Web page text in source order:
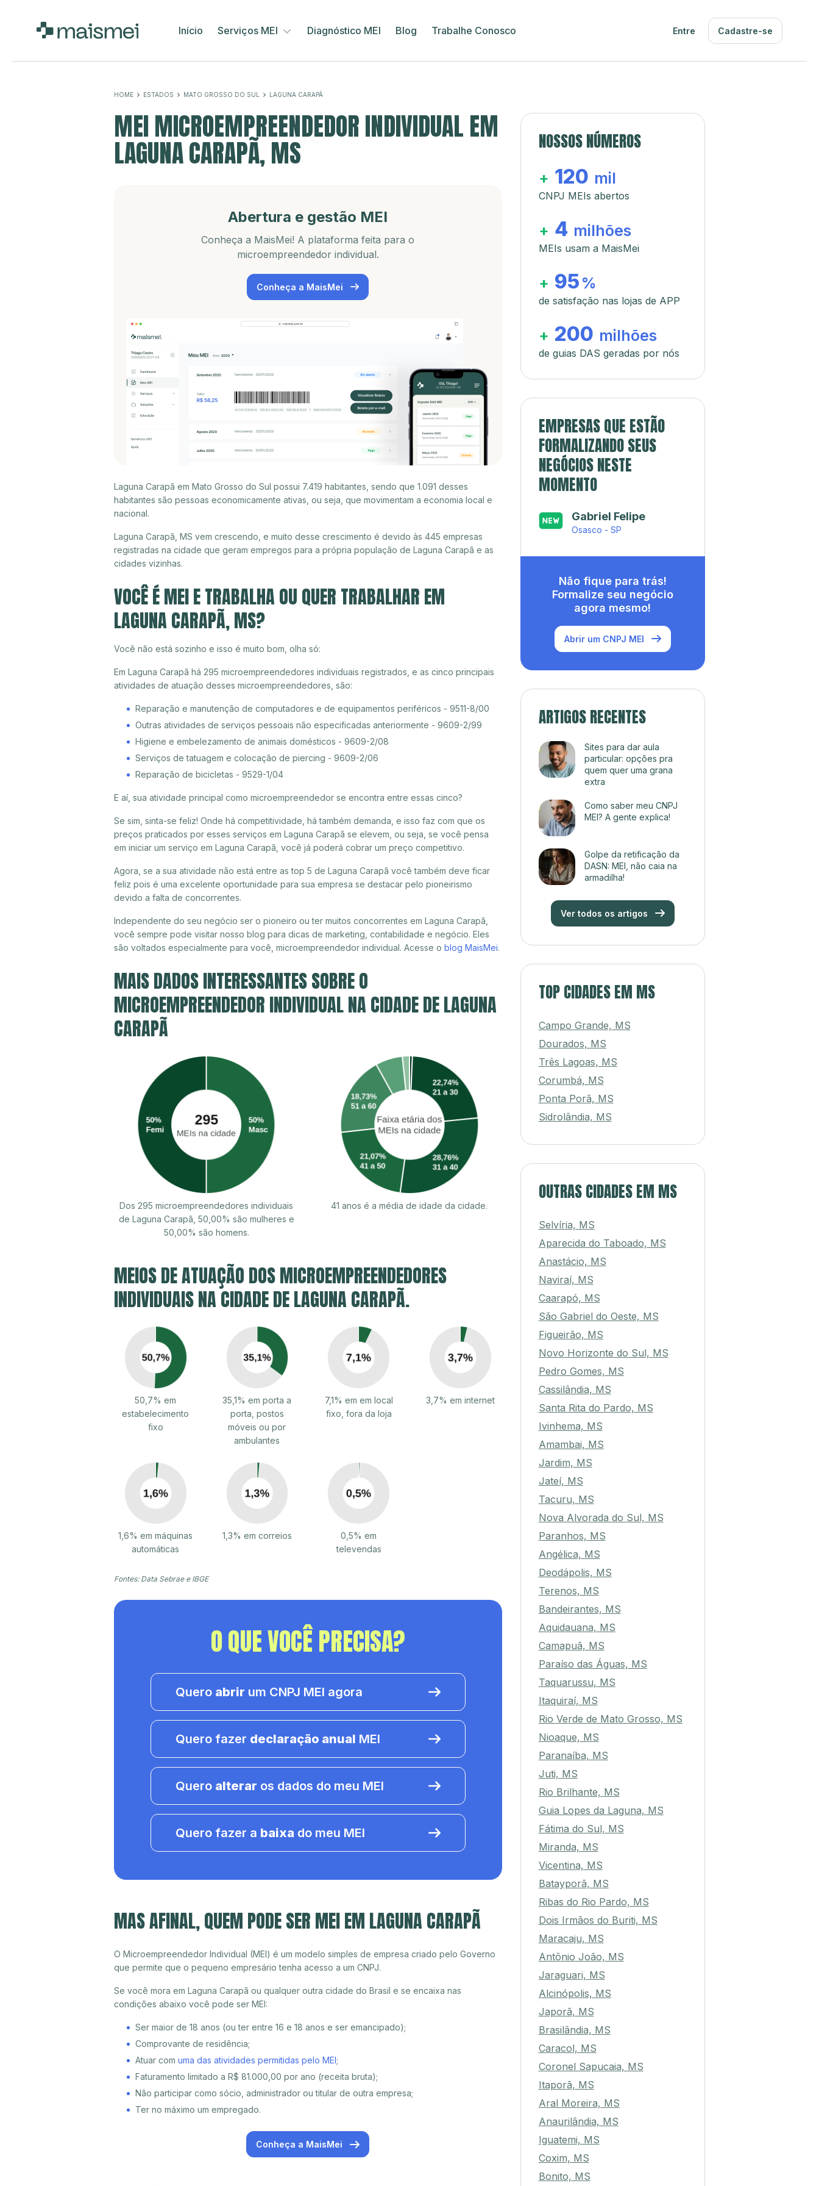
Início Serviços MEI Diagnóstico MEI Blog Trabalhe Conosco Entre Cadastre-se
HOME ESTADOS MATO GROSSO DO SUL LAGUNA CARAPÃ
MEI MICROEMPREENDEDOR INDIVIDUAL EM
LAGUNA CARAPÃ, MS
Abertura e gestão MEI
Conheça a MaisMei! A plataforma feita para o
microempreendedor individual.
Conheça a MaisMei
Laguna Carapã em Mato Grosso do Sul possui 7.419 habitantes, sendo que 1.091 desses
habitantes são pessoas economicamente ativas, ou seja, que movimentam a economia local e
nacional.
Laguna Carapã, MS vem crescendo, e muito desse crescimento é devido às 445 empresas
registradas na cidade que geram empregos para a própria população de Laguna Carapã e as
cidades vizinhas.
VOCÊ É MEI E TRABALHA OU QUER TRABALHAR EM
LAGUNA CARAPÃ, MS?
Você não está sozinho e isso é muito bom, olha só:
Em Laguna Carapã há 295 microempreendedores individuais registrados, e as cinco principais
atividades de atuação desses microempreendedores, são:
Reparação e manutenção de computadores e de equipamentos periféricos - 9511-8/00
Outras atividades de serviços pessoais não especificadas anteriormente - 9609-2/99
Higiene e embelezamento de animais domésticos - 9609-2/08
Serviços de tatuagem e colocação de piercing - 9609-2/06
Reparação de bicicletas - 9529-1/04
E aí, sua atividade principal como microempreendedor se encontra entre essas cinco?
Se sim, sinta-se feliz! Onde há competitividade, há também demanda, e isso faz com que os
preços praticados por esses serviços em Laguna Carapã se elevem, ou seja, se você pensa
em iniciar um serviço em Laguna Carapã, você já poderá cobrar um preço competitivo.
Agora, se a sua atividade não está entre as top 5 de Laguna Carapã você também deve ficar
feliz pois é uma excelente oportunidade para sua empresa se destacar pelo pioneirismo
devido a falta de concorrentes.
Independente do seu negócio ser o pioneiro ou ter muitos concorrentes em Laguna Carapã,
você sempre pode visitar nosso blog para dicas de marketing, contabilidade e negócio. Eles
são voltados especialmente para você, microempreendedor individual. Acesse o blog MaisMei.
MAIS DADOS INTERESSANTES SOBRE O
MICROEMPREENDEDOR INDIVIDUAL NA CIDADE DE LAGUNA
CARAPÃ
Dos 295 microempreendedores individuais
de Laguna Carapã, 50,00% são mulheres e
50,00% são homens.
41 anos é a média de idade da cidade.
MEIOS DE ATUAÇÃO DOS MICROEMPREENDEDORES
INDIVIDUAIS NA CIDADE DE LAGUNA CARAPÃ.
50,7% em
estabelecimento
fixo
35,1% em porta a
porta, postos
móveis ou por
ambulantes
7,1% em em local
fixo, fora da loja
3,7% em internet
1,6% em máquinas
automáticas
1,3% em correios
0,5% em
televendas
Fontes: Data Sebrae e IBGE
O QUE VOCÊ PRECISA?
Quero abrir um CNPJ MEI agora
Quero fazer declaração anual MEI
Quero alterar os dados do meu MEI
Quero fazer a baixa do meu MEI
MAS AFINAL, QUEM PODE SER MEI EM LAGUNA CARAPÃ
O Microempreendedor Individual (MEI) é um modelo simples de empresa criado pelo Governo
que permite que o pequeno empresário tenha acesso a um CNPJ.
Se você mora em Laguna Carapã ou qualquer outra cidade do Brasil e se encaixa nas
condições abaixo você pode ser MEI:
Ser maior de 18 anos (ou ter entre 16 e 18 anos e ser emancipado);
Comprovante de residência;
Atuar com uma das atividades permitidas pelo MEI;
Faturamento limitado a R$ 81.000,00 por ano (receita bruta);
Não participar como sócio, administrador ou titular de outra empresa;
Ter no máximo um empregado.
Conheça a MaisMei
NOSSOS NÚMEROS
+ 120 mil
CNPJ MEIs abertos
+ 4 milhões
MEIs usam a MaisMei
+ 95 %
de satisfação nas lojas de APP
+ 200 milhões
de guias DAS geradas por nós
EMPRESAS QUE ESTÃO
FORMALIZANDO SEUS
NEGÓCIOS NESTE
MOMENTO
Gabriel Felipe
Osasco - SP
Não fique para trás!
Formalize seu negócio
agora mesmo!
Abrir um CNPJ MEI
ARTIGOS RECENTES
Sites para dar aula
particular: opções pra
quem quer uma grana
extra
Como saber meu CNPJ
MEI? A gente explica!
Golpe da retificação da
DASN: MEI, não caia na
armadilha!
Ver todos os artigos
TOP CIDADES EM MS
Campo Grande, MS
Dourados, MS
Três Lagoas, MS
Corumbá, MS
Ponta Porã, MS
Sidrolândia, MS
OUTRAS CIDADES EM MS
Selvíria, MS
Aparecida do Taboado, MS
Anastácio, MS
Naviraí, MS
Caarapó, MS
São Gabriel do Oeste, MS
Figueirão, MS
Novo Horizonte do Sul, MS
Pedro Gomes, MS
Cassilândia, MS
Santa Rita do Pardo, MS
Ivinhema, MS
Amambai, MS
Jardim, MS
Jateí, MS
Tacuru, MS
Nova Alvorada do Sul, MS
Paranhos, MS
Angélica, MS
Deodápolis, MS
Terenos, MS
Bandeirantes, MS
Aquidauana, MS
Camapuã, MS
Paraíso das Águas, MS
Taquarussu, MS
Itaquiraí, MS
Rio Verde de Mato Grosso, MS
Nioaque, MS
Paranaíba, MS
Juti, MS
Rio Brilhante, MS
Guia Lopes da Laguna, MS
Fátima do Sul, MS
Miranda, MS
Vicentina, MS
Batayporã, MS
Ribas do Rio Pardo, MS
Dois Irmãos do Buriti, MS
Maracaju, MS
Antônio João, MS
Jaraguari, MS
Alcinópolis, MS
Japorã, MS
Brasilândia, MS
Caracol, MS
Coronel Sapucaia, MS
Itaporã, MS
Aral Moreira, MS
Anaurilândia, MS
Iguatemi, MS
Coxim, MS
Bonito, MS